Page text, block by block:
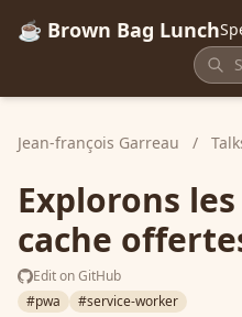
☕ Brown Bag Lunch
Jean-françois Garreau /
Explorons
cache
Edit on GitHub
#pwa
#service-worker